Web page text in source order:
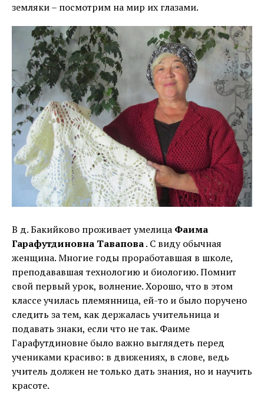
земляки – посмотрим на мир их глазами.
В д. Бакийково проживает умелица Фаима
Гарафутдиновна Тавапова. С виду обычная
женщина. Многие годы проработавшая в школе,
преподававшая технологию и биологию. Помнит
свой первый урок, волнение. Хорошо, что в этом
классе училась племянница, ей-то и было поручено
следить за тем, как держалась учительница и
подавать знаки, если что не так. Фаиме
Гарафутдиновне было важно выглядеть перед
учениками красиво: в движениях, в слове, ведь
учитель должен не только дать знания, но и научить
красоте.